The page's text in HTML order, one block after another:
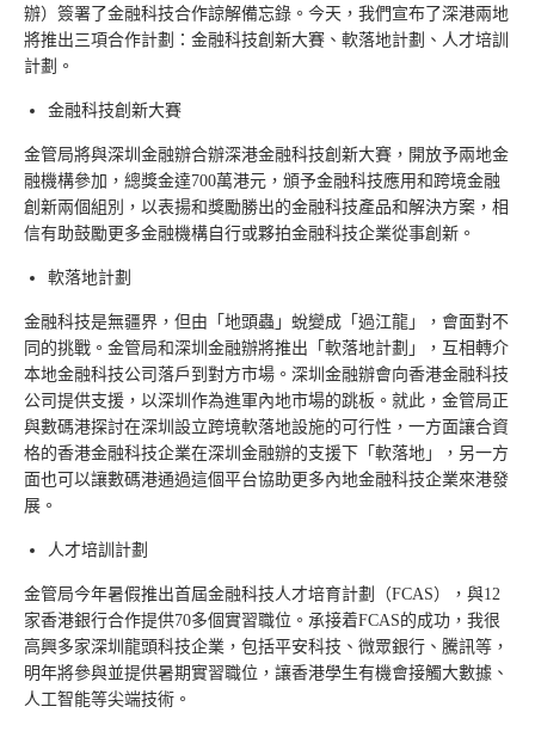
辦）簽署了金融科技合作諒解備忘錄。今天，我們宣布了深港兩地
將推出三項合作計劃：金融科技創新大賽、軟落地計劃、人才培訓
計劃。
金融科技創新大賽
金管局將與深圳金融辦合辦深港金融科技創新大賽，開放予兩地金
融機構參加，總獎金達700萬港元，頒予金融科技應用和跨境金融
創新兩個組別，以表揚和獎勵勝出的金融科技產品和解決方案，相
信有助鼓勵更多金融機構自行或夥拍金融科技企業從事創新。
軟落地計劃
金融科技是無疆界，但由「地頭蟲」蛻變成「過江龍」，會面對不
同的挑戰。金管局和深圳金融辦將推出「軟落地計劃」，互相轉介
本地金融科技公司落戶到對方市場。深圳金融辦會向香港金融科技
公司提供支援，以深圳作為進軍內地市場的跳板。就此，金管局正
與數碼港探討在深圳設立跨境軟落地設施的可行性，一方面讓合資
格的香港金融科技企業在深圳金融辦的支援下「軟落地」，另一方
面也可以讓數碼港通過這個平台協助更多內地金融科技企業來港發
展。
人才培訓計劃
金管局今年暑假推出首屆金融科技人才培育計劃（FCAS），與12
家香港銀行合作提供70多個實習職位。承接着FCAS的成功，我很
高興多家深圳龍頭科技企業，包括平安科技、微眾銀行、騰訊等，
明年將參與並提供暑期實習職位，讓香港學生有機會接觸大數據、
人工智能等尖端技術。